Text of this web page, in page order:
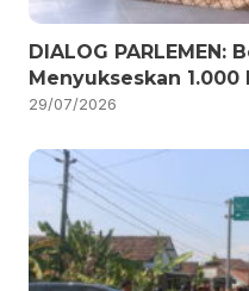
DIALOG PARLEMEN:
Menyukseskan
29/07/2026